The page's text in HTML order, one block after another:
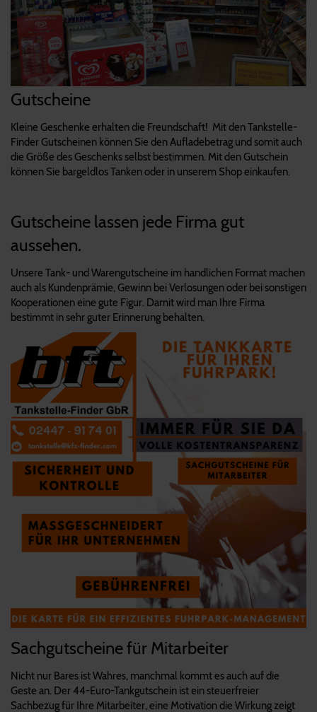
Gutscheine
Kleine Geschenke erhalten die Freundschaft! Mit den Tankstelle-
Finder Gutscheinen können Sie den Aufladebetrag und somit auch
die Größe des Geschenks selbst bestimmen. Mit den Gutschein
können Sie bargeldlos Tanken oder in unserem Shop einkaufen.
Gutscheine lassen jede Firma gut
aussehen.
Unsere Tank- und Warengutscheine im handlichen Format machen
auch als Kundenprämie, Gewinn bei Verlosungen oder bei sonstigen
Kooperationen eine gute Figur. Damit wird man Ihre Firma
bestimmt in sehr guter Erinnerung behalten.
Sachgutscheine für Mitarbeiter
Nicht nur Bares ist Wahres, manchmal kommt es auch auf die
Geste an. Der 44-Euro-Tankgutschein ist ein steuerfreier
Sachbezug für Ihre Mitarbeiter, eine Motivation die Wirkung zeigt